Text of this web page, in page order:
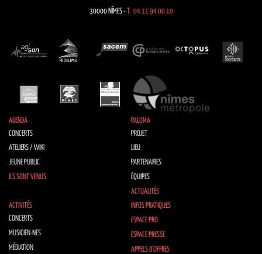
30000 NÎMES -T. 04 11 94 00 10
AGENDA
CONCERTS
ATELIERS / WIKI
JEUNE PUBLIC
ILS SONT VENUS
PALOMA
PROJET
LIEU
PARTENAIRES
ÉQUIPES
ACTUALITÉS
ACTIVITÉS
CONCERTS
MUSICIEN·NES
MÉDIATION
INFOS PRATIQUES
ESPACE PRO
ESPACE PRESSE
APPELS D’OFFRES